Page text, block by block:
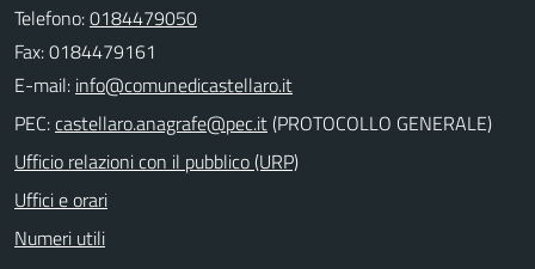
Telefono:0184479050
Fax: 0184479161
E-mail:
PEC:
(PROTOCOLLO GENERALE)
Ufficio relazioni con il pubblico (URP)
Uffici e orari
Numeri utili